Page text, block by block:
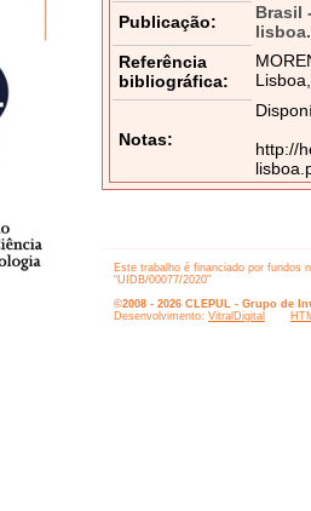
Publicação:
Brasil
Referência
bibliográfica:
Notas:
http://
Este trabalho é financiado por fundos
“UIDB/00077/2020”
©2008 - 2026 CLEPUL - Grupo de
Desenvolvimento: VitralDigital